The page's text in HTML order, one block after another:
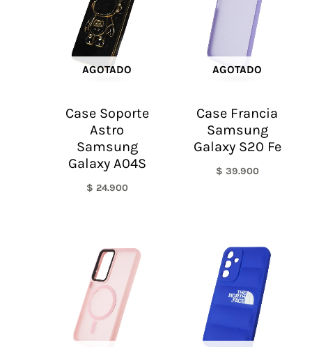
AGOTADO
Case Soporte
Astro
Samsung
Galaxy A04S
$ 24.900
AGOTADO
Case Francia
Samsung
Galaxy S20 Fe
$ 39.900